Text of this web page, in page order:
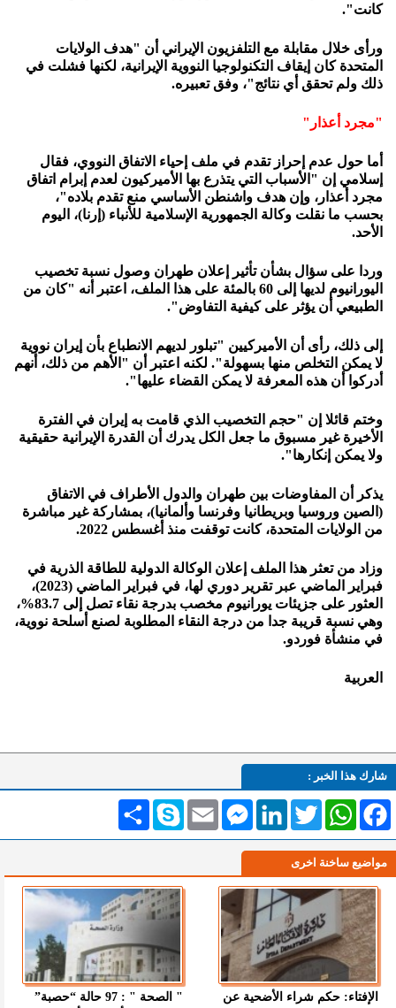
كانت".
ورأى خلال مقابلة مع التلفزيون الإيراني أن "هدف الولايات
المتحدة كان إيقاف التكنولوجيا النووية الإيرانية، لكنها فشلت في
ذلك ولم تحقق أي نتائج"، وفق تعبيره.
"مجرد أعذار"
أما حول عدم إحراز تقدم في ملف إحياء الاتفاق النووي، فقال
إسلامي إن "الأسباب التي يتذرع بها الأميركيون لعدم إبرام اتفاق
مجرد أعذار، وإن هدف واشنطن الأساسي منع تقدم بلاده"،
بحسب ما نقلت وكالة الجمهورية الإسلامية للأنباء (إرنا)، اليوم
الأحد.
وردا على سؤال بشأن تأثير إعلان طهران وصول نسبة تخصيب
اليورانيوم لديها إلى 60 بالمئة على هذا الملف، اعتبر أنه "كان من
الطبيعي أن يؤثر على كيفية التفاوض".
إلى ذلك، رأى أن الأميركيين "تبلور لديهم الانطباع بأن إيران نووية
لا يمكن التخلص منها بسهولة". لكنه اعتبر أن "الأهم من ذلك، أنهم
أدركوا أن هذه المعرفة لا يمكن القضاء عليها".
وختم قائلا إن "حجم التخصيب الذي قامت به إيران في الفترة
الأخيرة غير مسبوق ما جعل الكل يدرك أن القدرة الإيرانية حقيقية
ولا يمكن إنكارها".
يذكر أن المفاوضات بين طهران والدول الأطراف في الاتفاق
(الصين وروسيا وبريطانيا وفرنسا وألمانيا)، بمشاركة غير مباشرة
من الولايات المتحدة، كانت توقفت منذ أغسطس 2022.
وزاد من تعثر هذا الملف إعلان الوكالة الدولية للطاقة الذرية في
فبراير الماضي عبر تقرير دوري لها، في فبراير الماضي (2023)،
العثور على جزيئات يورانيوم مخصب بدرجة نقاء تصل إلى 83.7%،
وهي نسبة قريبة جدا من درجة النقاء المطلوبة لصنع أسلحة نووية،
في منشأة فوردو.
العربية
شارك هذا الخبر :
انشر Skype Email
MessengerLinkedInTwitterWhatsAppFacebook
مواضيع ساخنة اخرى
الإفتاء: حكم شراء الأضحية عن
" الصحة " : 97 حالة “حصبة”